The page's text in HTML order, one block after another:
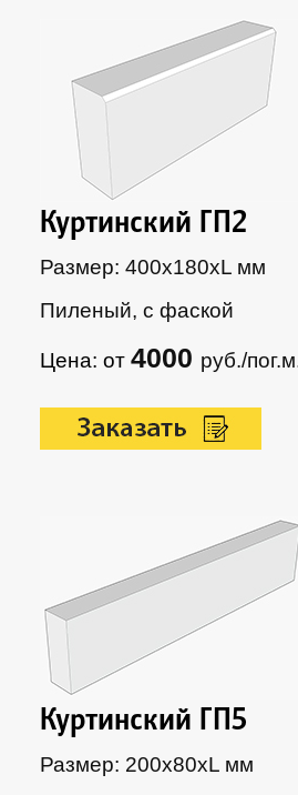
Куртинский ГП2
Размер: 400х180xL мм
Пиленый, с фаской
Цена: от4000 руб./
Куртинский ГП5
Размер: 200х80xL мм